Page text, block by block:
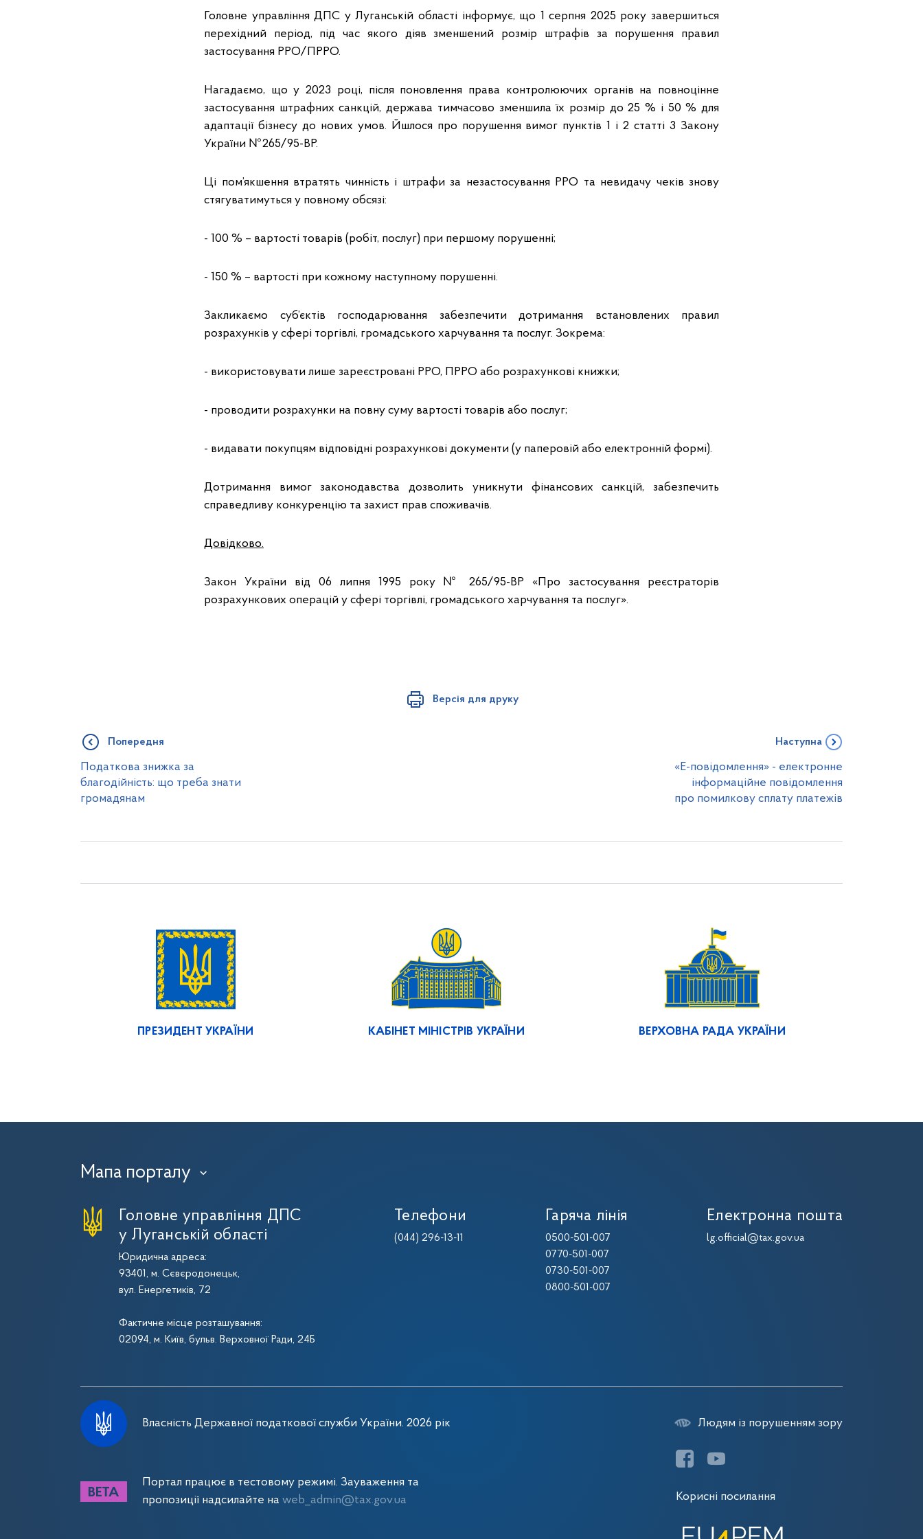
Головне управління ДПС у Луганській області інформує, що 1 серпня 2025 року завершиться
перехідний період, під час якого діяв зменшений розмір штрафів за порушення правил
застосування РРО/ПРРО.
Нагадаємо, що у 2023 році, після поновлення права контролюючих органів на повноцінне
застосування штрафних санкцій, держава тимчасово зменшила їх розмір до 25 % і 50 % для
адаптації бізнесу до нових умов. Йшлося про порушення вимог пунктів 1 і 2 статті 3 Закону
України № 265/95-ВР.
Ці пом’якшення втратять чинність і штрафи за незастосування РРО та невидачу чеків знову
стягуватимуться у повному обсязі:
- 100 % – вартості товарів (робіт, послуг) при першому порушенні;
- 150 % – вартості при кожному наступному порушенні.
Закликаємо суб’єктів господарювання забезпечити дотримання встановлених правил
розрахунків у сфері торгівлі, громадського харчування та послуг. Зокрема:
- використовувати лише зареєстровані РРО, ПРРО або розрахункові книжки;
- проводити розрахунки на повну суму вартості товарів або послуг;
- видавати покупцям відповідні розрахункові документи (у паперовій або електронній формі).
Дотримання вимог законодавства дозволить уникнути фінансових санкцій, забезпечить
справедливу конкуренцію та захист прав споживачів.
Довідково.
Закон України від 06 липня 1995 року № 265/95-ВР «Про застосування реєстраторів
розрахункових операцій у сфері торгівлі, громадського харчування та послуг».
Версія для друку
Попередня
Податкова знижка за
благодійність: що треба знати
громадянам
Наступна
«Е-повідомлення» - електронне
інформаційне повідомлення
про помилкову сплату платежів
ПРЕЗИДЕНТ УКРАЇНИ КАБІНЕТ МІНІСТРІВ УКРАЇНИ ВЕРХОВНА РАДА УКРАЇНИ
Мапа порталу ›
Головне управління ДПС
у Луганській області
Юридична адреса:
93401, м. Сєвєродонецьк,
вул. Енергетиків, 72
Фактичне місце розташування:
02094, м. Київ, бульв. Верховної Ради, 24Б
Телефони
(044) 296-13-11
Гаряча лінія
0500-501-007
0770-501-007
0730-501-007
0800-501-007
Електронна пошта
lg.official@tax.gov.ua
Власність Державної податкової служби України. 2026 рік
Портал працює в тестовому режимі. Зауваження та
пропозиції надсилайте на web_admin@tax.gov.ua
Людям із порушенням зору
Корисні посилання